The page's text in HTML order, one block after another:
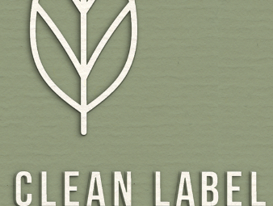
aus den Wurzeln des weißen Enzians),
Berberitzen. Alle Extrakte zeichnen
die Rohstoffe stammen aus
vollständig nur mit schonenden
und Lebensmittel-Alkohol
Pilz-Polysacchariden.